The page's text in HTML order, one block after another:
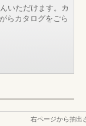
いただけます。カ
らカタログをごら
右ページから抽出